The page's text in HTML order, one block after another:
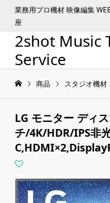
業務用プロ機材 映像編集
座
2shot Music
Service
商品 スタジオ機材
LG モニター ディ
チ/4K/HDR/IPS非